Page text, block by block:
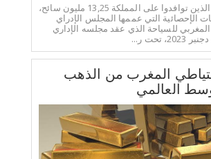
فاق عدد السياح الذين توافدوا على المملكة 13,25 مليون سائح،
الإحصائية التي عممها المجلس الإدراي
للسياحة الذي عقد مجلسه الإداري
المغرب من الذهب
العالمي